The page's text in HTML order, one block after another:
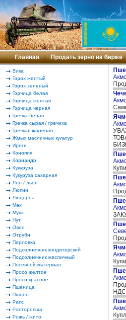
Главная | Продать зерно на бирже
Вика
Горох желтый
Горох зеленый
Горчица белая
Горчица желтая
Горчица черная
Гречка белая
Гречка сырая / гречиха
Гречкая жареная
Жмых масличных культур
Иреги
Конопля
Кориандр
Кукуруза
Кукуруза сахарная
Лен / льон
Люпин
Люцерна
Мак
Мука
Нут
Овес
Отруби
Перловка
Подсолнечник кондитерский
Подсолнечник масличный
Посевной материал
Просо желтое
Просо красное
Пшеница
Пшоно
Рапс
Расторопша
Рожь / жито